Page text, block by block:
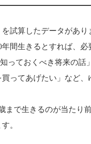
試算したデータがあり
間生きるとすれば、
っておくべき将来の話
ってあげたい」など
で生きるのが当たり
。